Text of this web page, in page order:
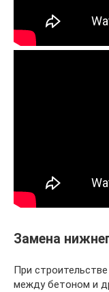
Замена
При
между бетоном и